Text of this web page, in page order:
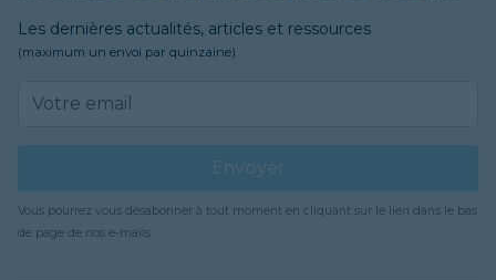
Les dernières actualités, articles et ressources
(maximum un envoi par quinzaine)
Vous pourrez vous désabonner à tout moment en cliquant sur le lien dans le bas
de page de nos e-mails.